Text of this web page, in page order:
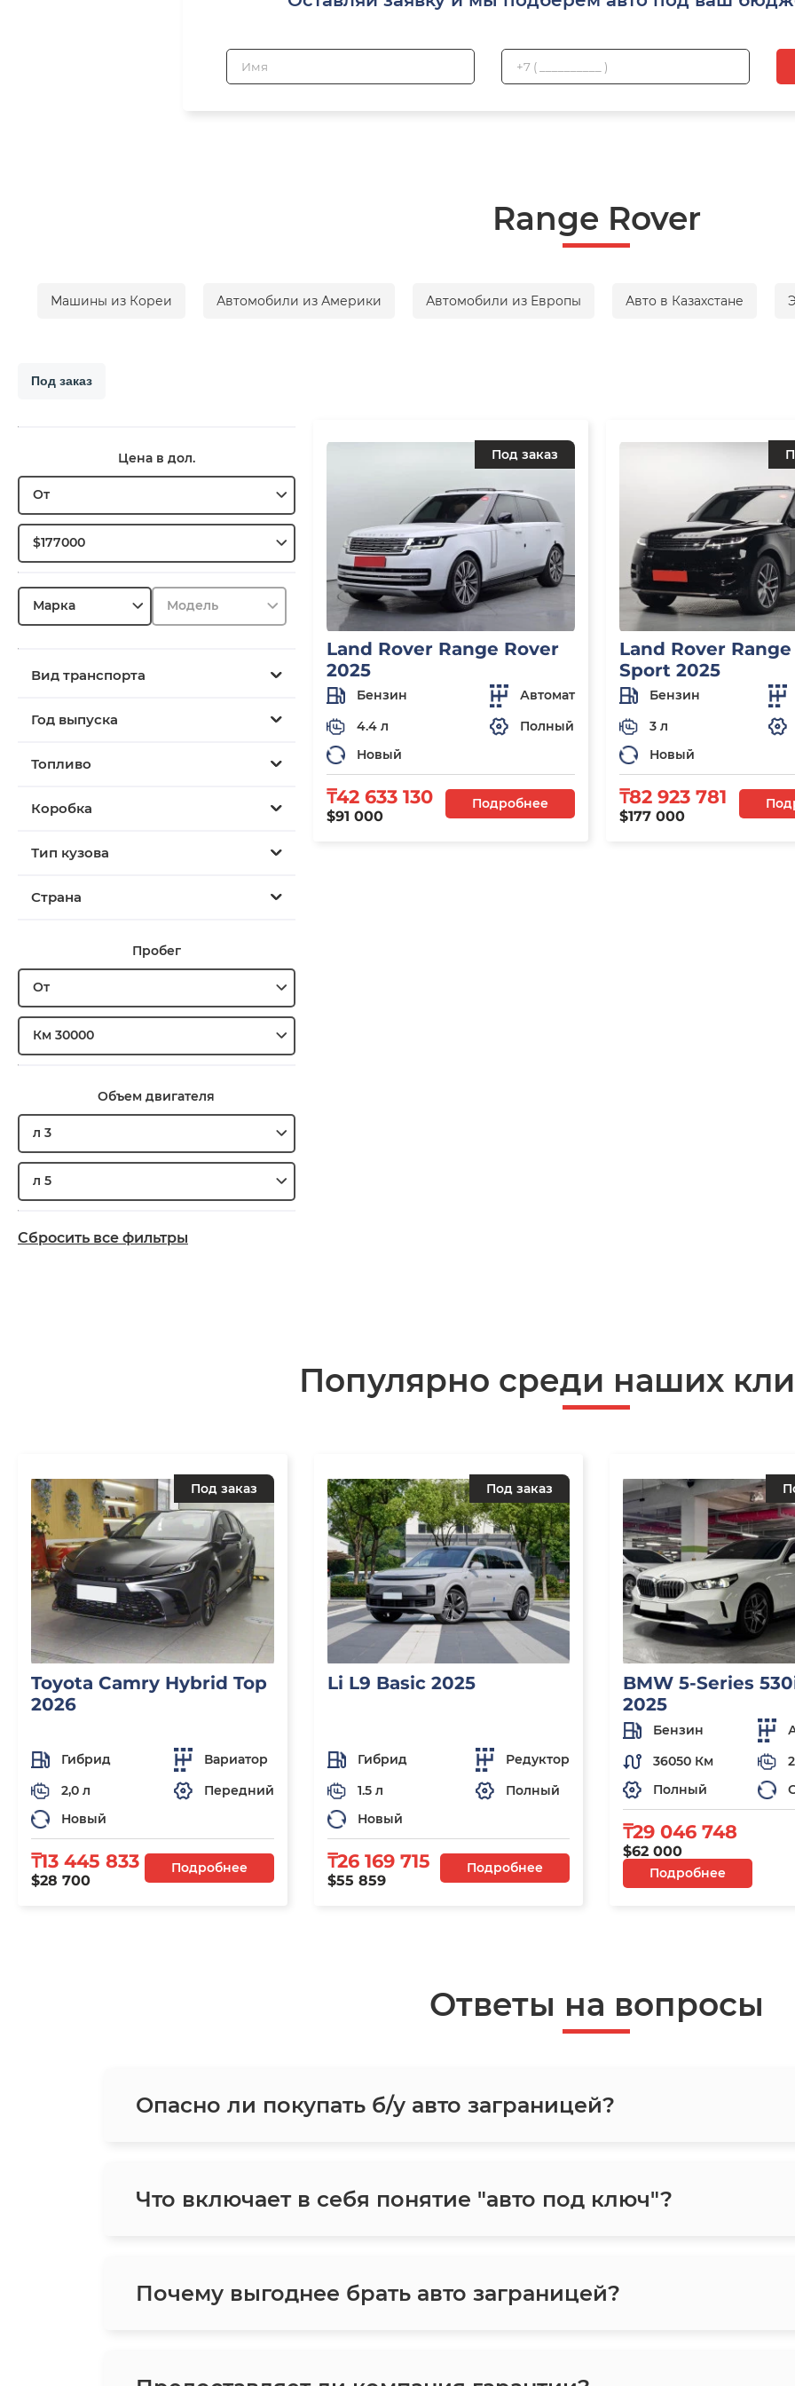
Range Rover
Машины из Кореи Автомобили из Америки Автомобили из Европы Авто в Казахстане
Под заказ
Цена в дол.
От
$177000
Марка Модель
Вид транспорта
Год выпуска
Топливо
Коробка
Тип кузова
Страна
Пробег
От
Км 30000
Объем двигателя
л 3
л 5
Сбросить все фильтры
Под заказ
Land Rover Range Rover
2025
Бензин
Автомат
4.4 л
Полный
Новый
₸42 633 130
$91 000
Подробнее
Land Rover
Sport 2025
Бензин
3 л
Новый
₸82 923 781
$177 000
Популярно среди наших
Под заказ
Toyota Camry Hybrid Top
2026
Гибрид
Вариатор
2,0 л
Передний
Новый
₸13 445 833
$28 700
Подробнее
Под заказ
Li L9 Basic 2025
Гибрид
Редуктор
1.5 л
Полный
Новый
₸26 169 715
$55 859
Подробнее
BMW 5-Series
2025
Бензин
36050 Км
Полный
₸29 046 748
$62 000
Подробнее
Ответы на вопросы
Опасно ли покупать б/у авто заграницей?
Что включает в себя понятие "авто под ключ"?
Почему выгоднее брать авто заграницей?